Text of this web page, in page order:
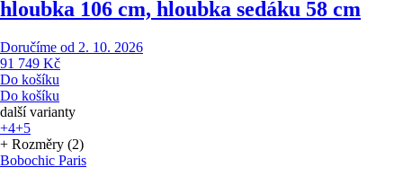
hloubka 106 cm, hloubka sedáku 58 cm
Doručíme od 2. 10. 2026
91 749 Kč
Do košíku
Do košíku
další varianty
+4+5
+ Rozměry (2)
Bobochic Paris